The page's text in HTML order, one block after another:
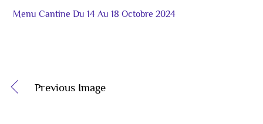
Menu Cantine Du 14 Au 18 Octobre 2024
Previous Image